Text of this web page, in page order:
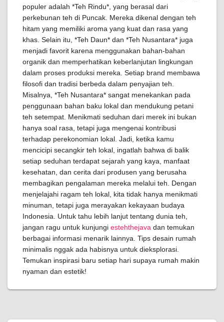
populer adalah *Teh Rindu*, yang berasal dari
perkebunan teh di Puncak. Mereka dikenal dengan teh
hitam yang memiliki aroma yang kuat dan rasa yang
khas. Selain itu, *Teh Daun* dan *Teh Nusantara* juga
menjadi favorit karena menggunakan bahan-bahan
organik dan memperhatikan keberlanjutan lingkungan
dalam proses produksi mereka. Setiap brand membawa
filosofi dan tradisi berbeda dalam penyajian teh.
Misalnya, *Teh Nusantara* sangat menekankan pada
penggunaan bahan baku lokal dan mendukung petani
teh setempat. Menikmati seduhan dari merek ini bukan
hanya soal rasa, tetapi juga mengenai kontribusi
terhadap perekonomian lokal. Jadi, ketika kamu
mencicipi secangkir teh lokal, ingatlah bahwa di balik
setiap seduhan terdapat sejarah yang kaya, manfaat
kesehatan, dan cerita dari produsen yang berusaha
membagikan pengalaman mereka melalui teh. Dengan
menjelajahi ragam teh lokal, kita tidak hanya menikmati
minuman, tetapi juga merayakan kekayaan budaya
Indonesia. Untuk tahu lebih lanjut tentang dunia teh,
jangan ragu untuk kunjungi estehthejava dan temukan
berbagai informasi menarik lainnya. Tips desain rumah
minimalis nggak ada habisnya untuk dieksplorasi.
Temukan inspirasi baru setiap hari supaya rumah makin
nyaman dan estetik!